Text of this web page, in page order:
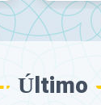
Último